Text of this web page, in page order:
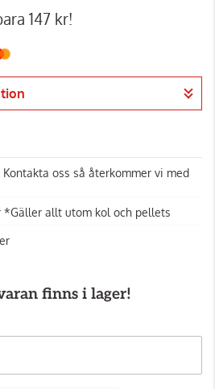
147 kr!
Kontakta oss så återkommer vi med
*Gäller allt utom kol och pellets
finns i lager!